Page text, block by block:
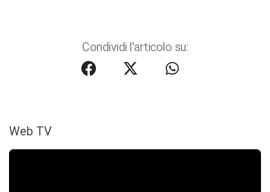
Condividi l'articolo su:
Web TV